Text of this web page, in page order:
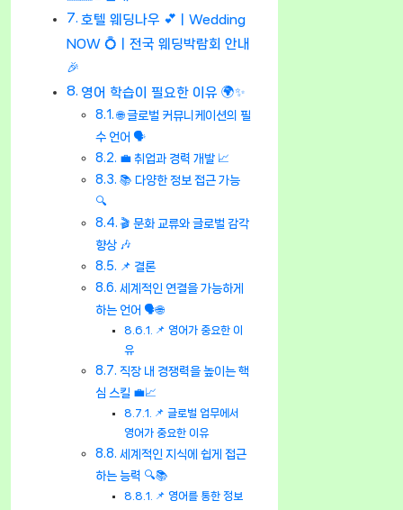
호텔 웨딩나우 💕ㅣWedding
NOW 💍ㅣ전국 웨딩박람회 안내
🎉
영어 학습이 필요한 이유 🌍✨
🌐 글로벌 커뮤니케이션의 필
수 언어 🗣️
💼 취업과 경력 개발 📈
📚 다양한 정보 접근 가능
🔍
🎬 문화 교류와 글로벌 감각
향상 🎶
📌 결론
세계적인 연결을 가능하게
하는 언어 🗣️🌐
📌 영어가 중요한 이
유
직장 내 경쟁력을 높이는 핵
심 스킬 💼📈
📌 글로벌 업무에서
영어가 중요한 이유
세계적인 지식에 쉽게 접근
하는 능력 🔍📚
📌 영어를 통한 정보